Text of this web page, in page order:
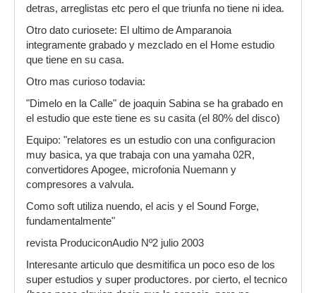
detras, arreglistas etc pero el que triunfa no tiene ni idea.
Otro dato curiosete: El ultimo de Amparanoia
integramente grabado y mezclado en el Home estudio
que tiene en su casa.
Otro mas curioso todavia:
"Dimelo en la Calle" de joaquin Sabina se ha grabado en
el estudio que este tiene es su casita (el 80% del disco)
Equipo: "relatores es un estudio con una configuracion
muy basica, ya que trabaja con una yamaha 02R,
convertidores Apogee, microfonia Nuemann y
compresores a valvula.
Como soft utiliza nuendo, el acis y el Sound Forge,
fundamentalmente"
revista ProduciconAudio Nº2 julio 2003
Interesante articulo que desmitifica un poco eso de los
super estudios y super productores. por cierto, el tecnico